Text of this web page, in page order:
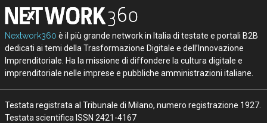
Nextwork360 è il più grande network in Italia di testate e portali B2B
dedicati ai temi della Trasformazione Digitale e dell’Innovazione
Imprenditoriale. Ha la missione di diffondere la cultura digitale e
imprenditoriale nelle imprese e pubbliche amministrazioni italiane.
Testata registrata al Tribunale di Milano, numero registrazione 1927.
Testata scientifica ISSN 2421-4167